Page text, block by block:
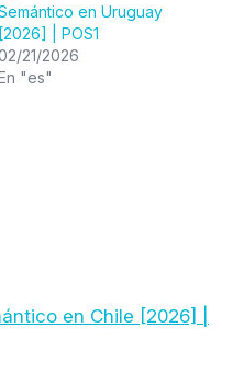
en Uruguay
[2026] | POS1
21/2026
"es"
en Chile [2026] |